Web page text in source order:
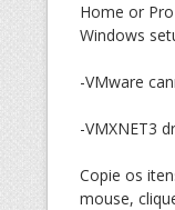
Home or
Windows
-VMware
-VMXNET3
Copie os
mouse,